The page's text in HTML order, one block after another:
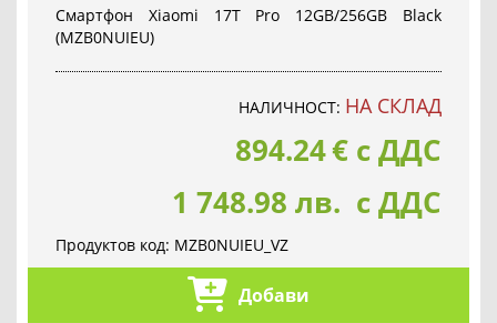
Смартфон Xiaomi 17T Pro 12GB/256GB Black
(MZB0NUIEU)
НАЛИЧНОСТ: НА СКЛАД
894.24€ с ДДС
1 748.98 лв. с ДДС
Продуктов код: MZB0NUIEU_VZ
Добави